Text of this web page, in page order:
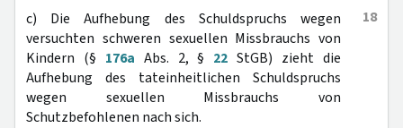
18
c) Die Aufhebung des Schuldspruchs wegen
versuchten schweren sexuellen Missbrauchs von
Kindern (§ 176a Abs. 2, § 22 StGB) zieht die
Aufhebung des tateinheitlichen Schuldspruchs
wegen sexuellen Missbrauchs von
Schutzbefohlenen nach sich.